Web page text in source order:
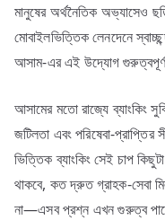
মানুষের অর্থনৈতিক অভ্যাসেও
মোবাইলভিত্তিক লেনদেনে
আসাম-এর এই উদ্যোগ
আসামের মতো রাজ্যে ব্যাংকিং
জটিলতা এবং পরিষেবা-
ভিত্তিক ব্যাংকিং সেই চাপ
থাকবে, কত দ্রুত গ্রাহক-সেবা
না—এসব প্রশ্ন এখন গুরুত্ব